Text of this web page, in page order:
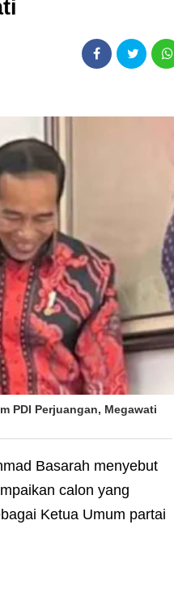
PDI Perjuangan, Megawati
Basarah menyebut
calon yang
Ketua Umum partai